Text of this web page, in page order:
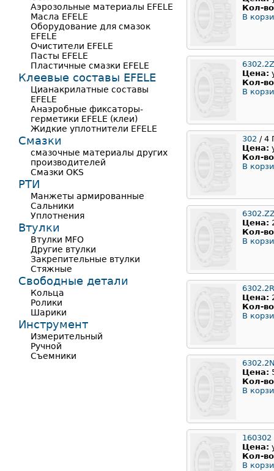
Кол-
В
6302.2Z
Цена:
Кол-
В
302 / 4
Цена:
Кол-
В
Цена:
Кол-
В
Цена:
Кол-
В
Цена:
Кол-
В
160302
Цена:
Кол-
В
Аэрозольные материалы EFELE
Масла EFELE
Оборудование для смазок
EFELE
Очистители EFELE
Пасты EFELE
Пластичные смазки EFELE
Клеевые составы EFELE
Цианакрилатные составы
EFELE
Анаэробные фиксаторы-
герметики EFELE (клеи)
Жидкие уплотнители EFELE
Смазки
смазочные материалы других
производителей
Смазки OKS
РТИ
Манжеты армированные
Сальники
Уплотнения
Втулки
Втулки MFO
Другие втулки
Закрепительные втулки
Стяжные
Свободные детали
Кольца
Ролики
Шарики
Инструмент
Измерительный
Ручной
Съемники